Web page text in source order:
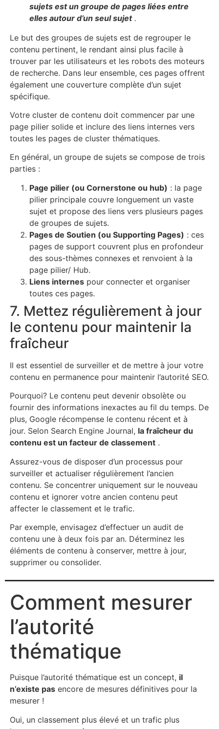
sujets est un groupe de pages liées entre
elles autour d’un seul sujet.
Le but des groupes de sujets est de regrouper le
contenu pertinent, le rendant ainsi plus facile à
trouver par les utilisateurs et les robots des moteurs
de recherche. Dans leur ensemble, ces pages offrent
également une couverture complète d’un sujet
spécifique.
Votre cluster de contenu doit commencer par une
page pilier solide et inclure des liens internes vers
toutes les pages de cluster thématiques.
En général, un groupe de sujets se compose de trois
parties :
Page pilier (ou Cornerstone ou hub) : la page
pilier principale couvre longuement un vaste
sujet et propose des liens vers plusieurs pages
de groupes de sujets.
Pages de Soutien (ou Supporting Pages) : ces
pages de support couvrent plus en profondeur
des sous-thèmes connexes et renvoient à la
page pilier/ Hub.
Liens internes pour connecter et organiser
toutes ces pages.
7. Mettez régulièrement à jour
le contenu pour maintenir la
fraîcheur
Il est essentiel de surveiller et de mettre à jour votre
contenu en permanence pour maintenir l’autorité SEO.
Pourquoi? Le contenu peut devenir obsolète ou
fournir des informations inexactes au fil du temps. De
plus, Google récompense le contenu récent et à
jour. Selon Search Engine Journal, la fraîcheur du
contenu est un facteur de classement .
Assurez-vous de disposer d’un processus pour
surveiller et actualiser régulièrement l’ancien
contenu. Se concentrer uniquement sur le nouveau
contenu et ignorer votre ancien contenu peut
affecter le classement et le trafic.
Par exemple, envisagez d’effectuer un audit de
contenu une à deux fois par an. Déterminez les
éléments de contenu à conserver, mettre à jour,
supprimer ou consolider.
Comment mesurer
l’autorité
thématique
Puisque l’autorité thématique est un concept, il
n’existe pas encore de mesures définitives pour la
mesurer !
Oui, un classement plus élevé et un trafic plus